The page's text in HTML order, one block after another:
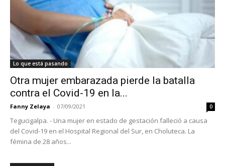
Lo que está pasando
Otra mujer embarazada pierde la batalla
contra el Covid-19 en la...
Fanny Zelaya - 07/09/2021 0
Tegucigalpa. - Una mujer en estado de gestación falleció a causa
del Covid-19 en el Hospital Regional del Sur, en Choluteca. La
fémina de 28 años...